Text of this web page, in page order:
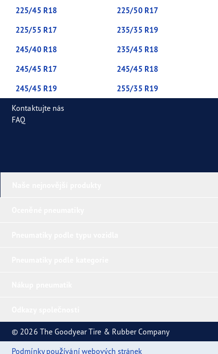
225/45 R18
225/50 R17
225/55 R17
235/35 R19
245/40 R18
235/45 R18
245/45 R17
245/45 R18
245/45 R19
255/35 R19
Kontaktujte nás
FAQ
© 2026 The Goodyear Tire & Rubber Company
Podmínky používání webových stránek